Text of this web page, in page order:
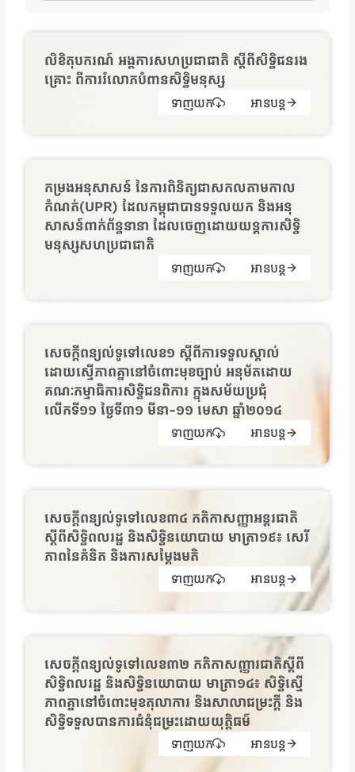
លិខិតុបករណ៍ អង្គការសហប្រជាជាតិ ស្ដីពីសិទ្ធិជនរង
គ្រោះ ពីការរំលោភបំពានសិទ្ធិមនុស្ស
ទាញយក អានបន្ត
កម្រងអនុសាសន៍ នៃការពិនិត្យជាសកលតាមកាល
កំណត់(UPR) ដែលកម្ពុជាបានទទួលយក និងអនុ
សាសន៍ពាក់ព័ន្ធនានា ដែលចេញដោយយន្ដការសិទ្ធិ
មនុស្សសហប្រជាជាតិ
ទាញយក អានបន្ត
សេចក្ដីពន្យល់ទូទៅលេខ១ ស្តីពីការទទួលស្គាល់
ដោយស្មើភាពគ្នានៅចំពោះមុខច្បាប់ អនុម័តដោយ
គណៈកម្មាធិការសិទ្ធិជនពិការ ក្នុងសម័យប្រជុំ
លើកទី១១ ថ្ងៃទី៣១ មីនា-១១ មេសា ឆ្នាំ២០១៤
ទាញយក អានបន្ត
សេចក្ដីពន្យល់ទូទៅលេខ៣៤ កតិកាសញ្ញាអន្ដរជាតិ
ស្ដីពីសិទ្ធិពលរដ្ឋ និងសិទ្ធិនយោបាយ មាត្រា១៩៖ សេរី
ភាពនៃគំនិត និងការសម្ដែងមតិ
ទាញយក អានបន្ត
សេចក្ដីពន្យល់ទូទៅលេខ៣២ កតិកាសញ្ញារជាតិស្ដីពី
សិទ្ធិពលរដ្ឋ និងសិទ្ធិនយោបាយ មាត្រា១៤៖ សិទ្ធិស្មើ
ភាពគ្នានៅចំពោះមុខតុលាការ និងសាលាជម្រះក្ដី និង
សិទ្ធិទទួលបានការជំនុំជម្រះដោយយុត្ដិធម៌
ទាញយក អានបន្ត